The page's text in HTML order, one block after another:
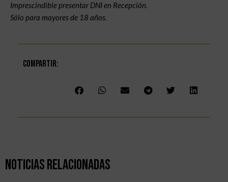
Imprescindible presentar DNI en Recepción.
Sólo para mayores de 18 años.
Compartir:
Noticias Relacionadas